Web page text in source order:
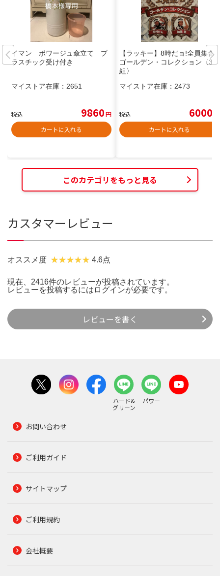
イマン ポワージュ傘立て プ
ラスチック受け付き
マイストア在庫： 2651
税込 9860円
カートに入れる
【ラッキー】8時だョ!全員集合
ゴールデン・コレクション〈3枚
組〉
マイストア在庫： 2473
税込 6000
カートに入れる
このカテゴリをもっと見る
カスタマーレビュー
オススメ度 4.6点
現在、2416件のレビューが投稿されています。
レビューを投稿するには ログインが必要です。
レビューを書く
ハード&
グリーン
パワー
お問い合わせ
ご利用ガイド
サイトマップ
ご利用規約
会社概要